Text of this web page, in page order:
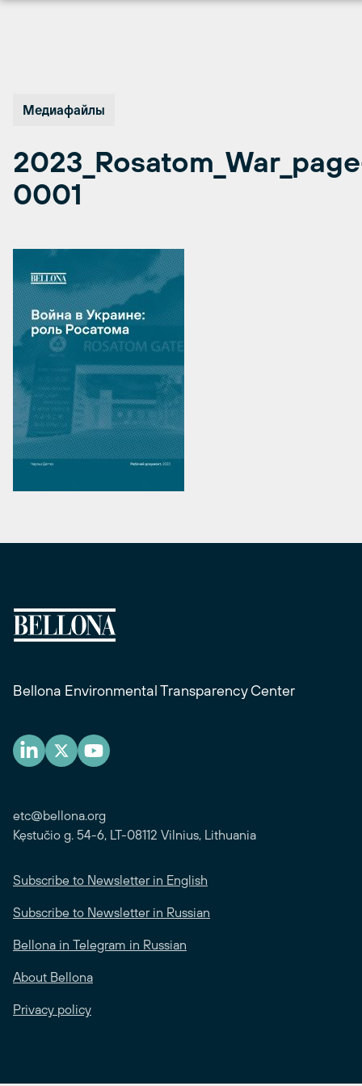
Медиафайлы
0001
Bellona Environmental Transparency Center
etc@bellona.org
Kęstučio g. 54-6, LT-08112 Vilnius, Lithuania
Subscribe to Newsletter in English
Subscribe to Newsletter in Russian
Bellona in Telegram in Russian
About Bellona
Privacy policy